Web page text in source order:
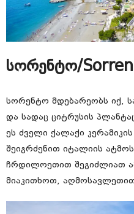
სორენტო/
სორენტო მდებარეობს იქ,
და სადაც ციტრუსის
ეს ძველი ქალაქი
შეიგრძენით იტალიის
ჩრდილოეთით შეგიძლიათ
მიაკითხოთ, აღმოსავლეთით